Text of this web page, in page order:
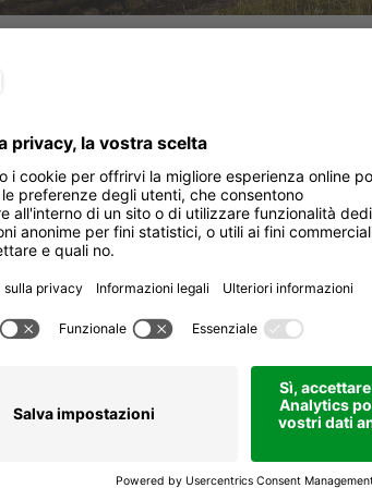
Come arrivare
del Cör Trail, è il tracciato
tracciato ideale per i bikers esperti
fare il pieno di adrenalina
E per provare tutta l’energia
immortaleranno il vostro